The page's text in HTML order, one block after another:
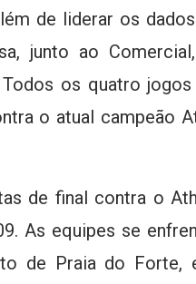
de liderar os
junto ao
os quatro
o atual campeão
de final contra o
As equipes se
de Praia do